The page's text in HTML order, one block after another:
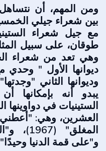
ومن المهم، أن
بين شعراء جيلي
مع جيل شعراء
وهي تعد من شعراء
يبدو أنه بإمكانها
الستينيات في
و"على قمة الدنيا وحيدًا"